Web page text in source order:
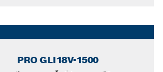
PRO GLI18V-1500